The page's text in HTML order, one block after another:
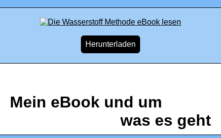
Mein eBook und um
was es geht